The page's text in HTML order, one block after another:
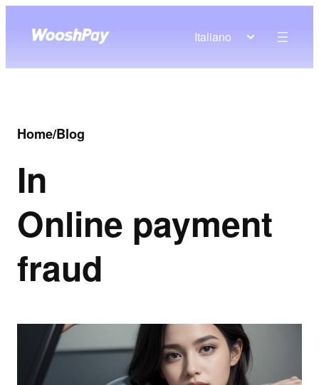
Italiano
Home/Blog
In
Online payment
fraud